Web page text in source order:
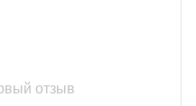
отзыв